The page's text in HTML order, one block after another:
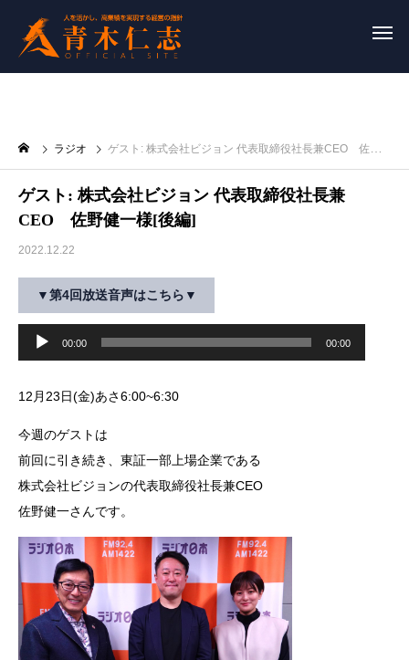
ラジオ ゲスト: 株式会社ビジョン 代表取締役社長兼CEO 佐野健一様[後編]
ゲスト: 株式会社ビジョン 代表取締役社長兼
CEO 佐野健一様[後編]
2022.12.22
▼第4回放送音声はこちら▼
音
プ
ー
ー
00:00 00:00
12月23日(金)あさ6:00~6:30
今週のゲストは
前回に引き続き、東証一部上場企業である
株式会社ビジョンの代表取締役社長兼CEO
佐野健一さんです。